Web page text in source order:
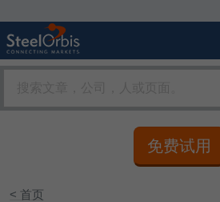
免费试用
< 首页